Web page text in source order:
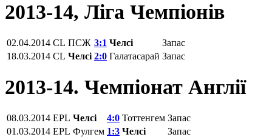
2013-14, Ліга Чемпіонів
02.04.2014 CL ПСЖ 3:1 Челсі
Запас
18.03.2014 CL Челсі 2:0 Галатасарай Запас
2013-14. Чемпіонат Англії
08.03.2014 EPL Челсі 4:0 Тоттенгем Запас
01.03.2014 EPL Фулгем 1:3 Челсі Запас